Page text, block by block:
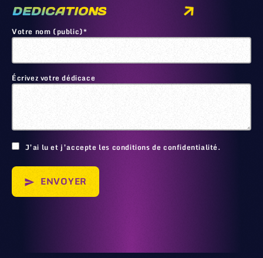
DEDICATIONS
Votre nom (public)*
Écrivez votre dédicace
J’ai lu et j’accepte les conditions de confidentialité.
send ENVOYER